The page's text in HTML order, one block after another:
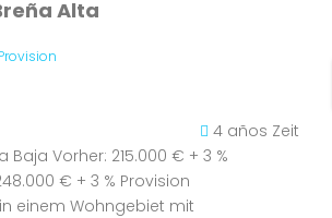
Alta
4 años Zeit
Baja Vorher: 215.000 € + 3 %
€ + 3 % Provision
einem Wohngebiet mit